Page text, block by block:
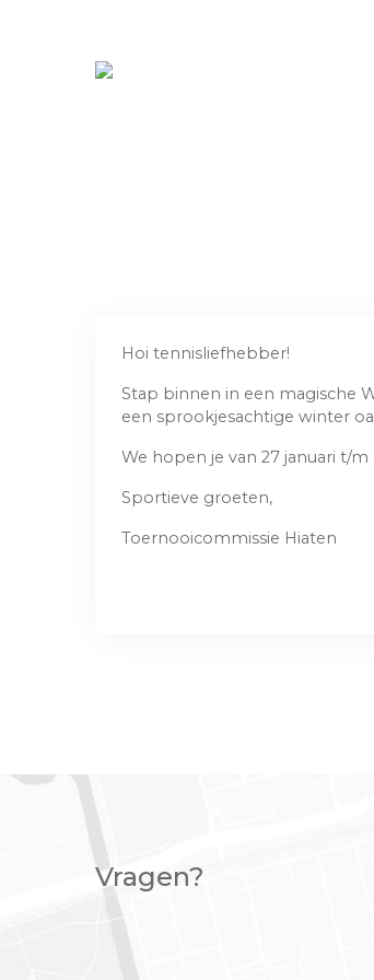
Hoi tennisliefhebber!
Stap binnen in een magische
een sprookjesachtige winter
We hopen je van 27 januari t/
Sportieve groeten,
Toernooicommissie Hiaten
Vragen?